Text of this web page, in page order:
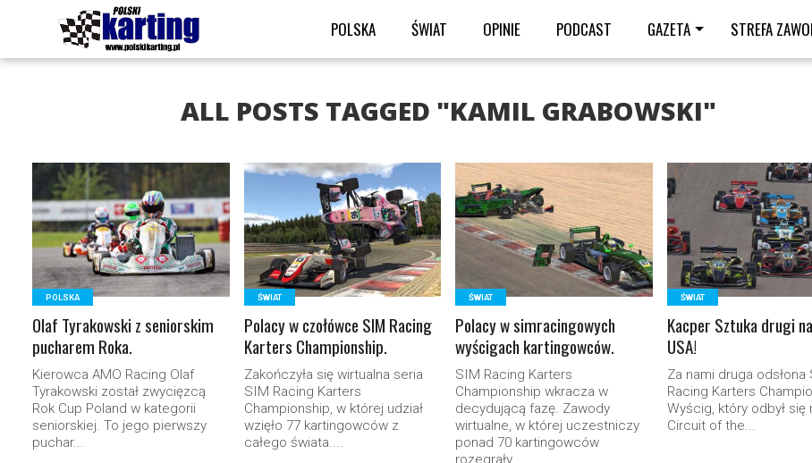
POLSKA ŚWIAT OPINIE PODCAST GAZETA STREFA
ALL POSTS TAGGED "KAMIL GRABOWSKI"
READ MORE
POLSKA
Olaf Tyrakowski z seniorskim
pucharem Roka.
Kierowca AMO Racing Olaf
Tyrakowski został zwycięzcą
Rok Cup Poland w kategorii
seniorskiej. To jego pierwszy
puchar...
READ MORE
ŚWIAT
Polacy w czołówce SIM Racing
Karters Championship.
Zakończyła się wirtualna seria
SIM Racing Karters
Championship, w której udział
wzięło 77 kartingowców z
całego świata....
READ MORE
ŚWIAT
Polacy w simracingowych
wyścigach kartingowców.
SIM Racing Karters
Championship wkracza w
decydującą fazę. Zawody
wirtualne, w której uczestniczy
ponad 70 kartingowców
rozegrały...
READ MORE
ŚWIAT
Kacper Sztuka drugi
USA!
Za nami druga odsłona
Racing Karters
Wyścig, który odbył się
Circuit of the...